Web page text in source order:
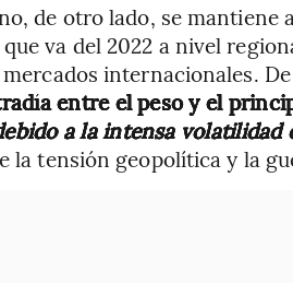
de otro lado, se mantiene
va del 2022 a nivel
internacionales.
entre el peso y el
a la intensa
la tensión geopolítica y la